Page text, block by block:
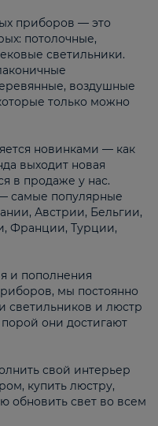
приборов — это
потолочные,
светильники.
воздушные
только можно
новинками — как
выходит новая
в продаже у нас.
самые популярные
Австрии, Бельгии,
Франции, Турции,
и пополнения
мы постоянно
и люстр
они достигают
свой интерьер
купить люстру,
обновить свет во всем